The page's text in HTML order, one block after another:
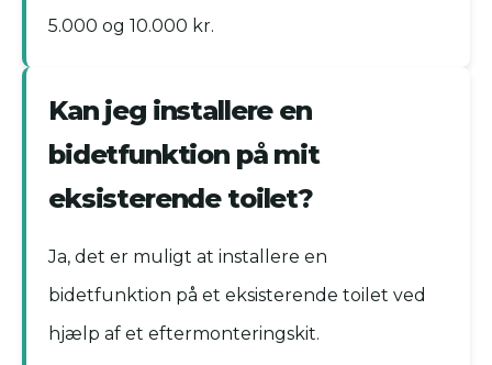
5.000 og 10.000 kr.
Kan jeg installere en
bidetfunktion på mit
eksisterende toilet?
Ja, det er muligt at installere en
bidetfunktion på et eksisterende toilet ved
hjælp af et eftermonteringskit.